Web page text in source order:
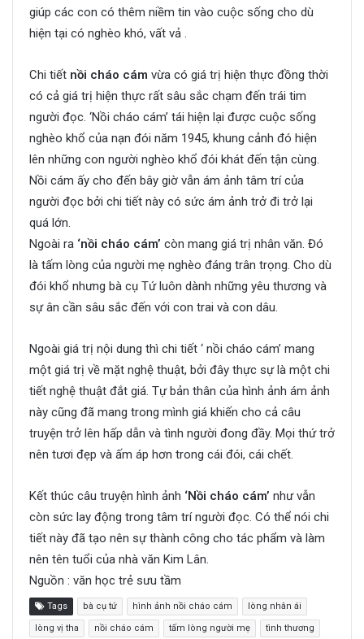
giúp các con có thêm niềm tin vào cuộc sống cho dù
hiện tại có nghèo khó, vất vả .
Chi tiết nồi cháo cám vừa có giá trị hiện thực đồng thời
có cả giá trị hiện thực rất sâu sắc chạm đến trái tim
người đọc. ‘Nồi cháo cám’ tái hiện lại được cuộc sống
nghèo khổ của nạn đói năm 1945, khung cảnh đó hiện
lên những con người nghèo khổ đói khát đến tận cùng.
Nồi cám ấy cho đến bây giờ vẫn ám ảnh tâm trí của
người đọc bởi chi tiết này có sức ám ảnh trở đi trở lại
quá lớn.
Ngoài ra ‘nồi cháo cám’ còn mang giá trị nhân văn. Đó
là tấm lòng của người mẹ nghèo đáng trân trọng. Cho dù
đói khổ nhưng bà cụ Tứ luôn dành những yêu thương và
sự ân cần sâu sắc đến với con trai và con dâu.
Ngoài giá trị nội dung thì chi tiết ‘ nồi cháo cám’ mang
một giá trị về mặt nghệ thuật, bởi đây thực sự là một chi
tiết nghệ thuật đắt giá. Tự bản thân của hình ảnh ám ảnh
này cũng đã mang trong mình giá khiến cho cả câu
truyện trở lên hấp dẫn và tình người đong đầy. Mọi thứ trở
nên tươi đẹp và ấm áp hơn trong cái đói, cái chết.
Kết thúc câu truyện hình ảnh ‘Nồi cháo cám’ như vẫn
còn sức lay động trong tâm trí người đọc. Có thể nói chi
tiết này đã tạo nên sự thành công cho tác phẩm và làm
nên tên tuổi của nhà văn Kim Lân.
Nguồn : văn học trẻ sưu tầm
Tags bà cụ tứ hình ảnh nồi cháo cám lòng nhân ái
lòng vị tha nồi cháo cám tấm lòng người mẹ tình thương